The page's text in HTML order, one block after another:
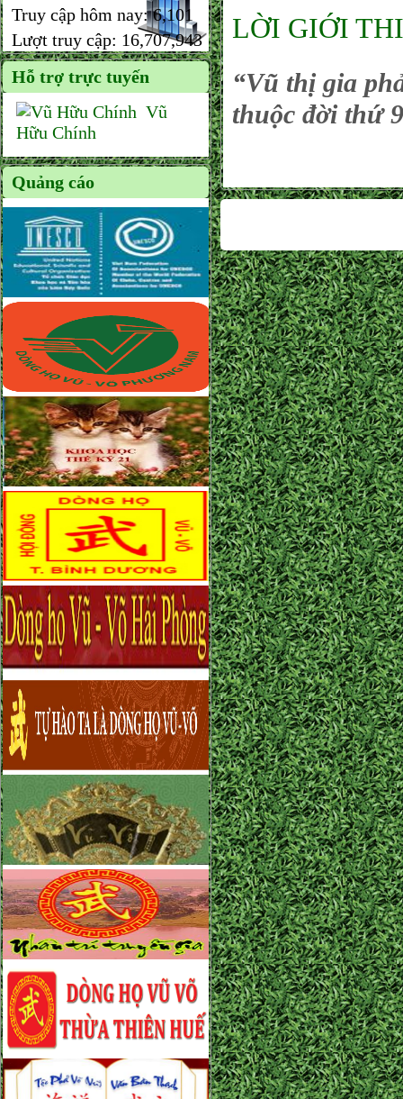
Truy cập hôm nay:6,101
Lượt truy cập: 16,707,943
Hỗ trợ trực tuyến
Vũ
Hữu Chính
Quảng cáo
LỜI GIỚI
“Vũ thị gia
thuộc đời thứ